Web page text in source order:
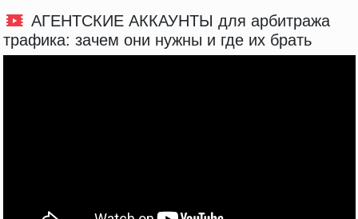
АГЕНТСКИЕ АККАУНТЫ для арбитража
трафика: зачем они нужны и где их брать